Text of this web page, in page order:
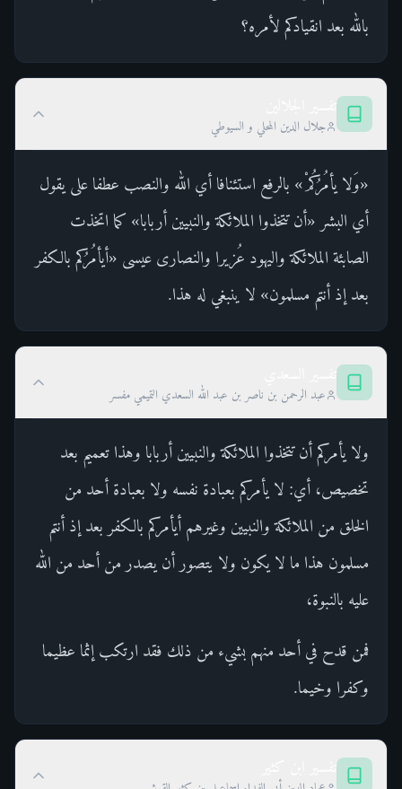
بالله بعد انقيادكم لأمره؟
جلال الدين المحلي و السيوطي
«وَلا يأمُرُكُمْ» بالرفع استئنافا أي الله والنصب عطفا على يقول
أي البشر «أن تتخذوا الملائكة والنبيين أربابا» كما اتخذت
الصابئة الملائكة واليهود عُزيرا والنصارى عيسى «أيأمُرُكم بالكفر
بعد إذ أنتم مسلمون» لا ينبغي له هذا.
عبد الرحمن بن ناصر بن عبد الله السعدي التميمي مفسر
ولا يأمركم أن تتخذوا الملائكة والنبيين أربابا وهذا تعميم بعد
تخصيص، أي: لا يأمركم بعبادة نفسه ولا بعبادة أحد من
الخلق من الملائكة والنبيين وغيرهم أيأمركم بالكفر بعد إذ أنتم
مسلمون هذا ما لا يكون ولا يتصور أن يصدر من أحد من الله
عليه بالنبوة،
فمن قدح في أحد منهم بشيء من ذلك فقد ارتكب إثما عظيما
وكفرا وخيما.